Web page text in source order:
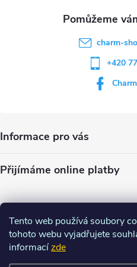
Tento web používá soubory
tohoto webu vyjadřujete
informacízde
charm-
+420
Informace pro vás
Přijímáme online platby